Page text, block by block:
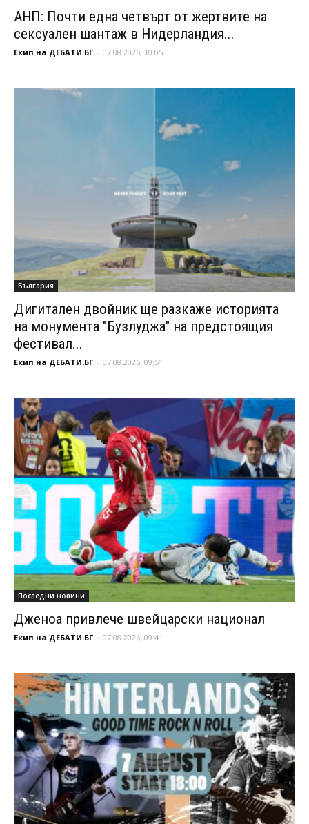
АНП: Почти една четвърт от жертвите на
сексуален шантаж в Нидерландия...
Екип на ДЕБАТИ.БГ - 07.08.2026, 10:05
България
Дигитален двойник ще разкаже историята
на монумента "Бузлуджа" на предстоящия
фестивал...
Екип на ДЕБАТИ.БГ - 07.08.2026, 09:51
Последни новини
Дженоа привлече швейцарски национал
Екип на ДЕБАТИ.БГ - 07.08.2026, 09:41